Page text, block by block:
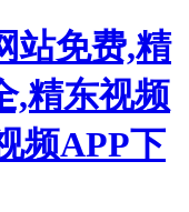
站免费,精
,精东视频
频APP下